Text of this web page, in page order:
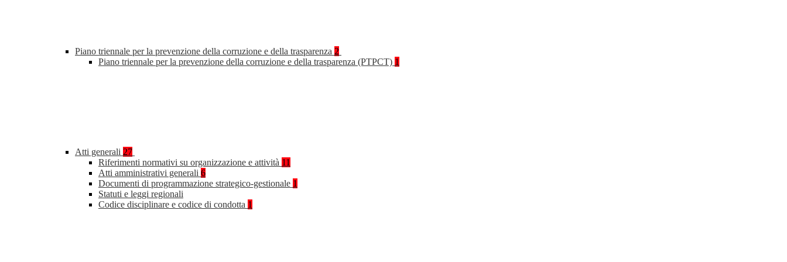
Piano triennale per la prevenzione della corruzione e della trasparenza 2
Piano triennale per la prevenzione della corruzione e della trasparenza (PTPCT) 1
Atti generali 27
Riferimenti normativi su organizzazione e attività 11
Atti amministrativi generali 6
Documenti di programmazione strategico-gestionale 1
Statuti e leggi regionali
Codice disciplinare e codice di condotta 1